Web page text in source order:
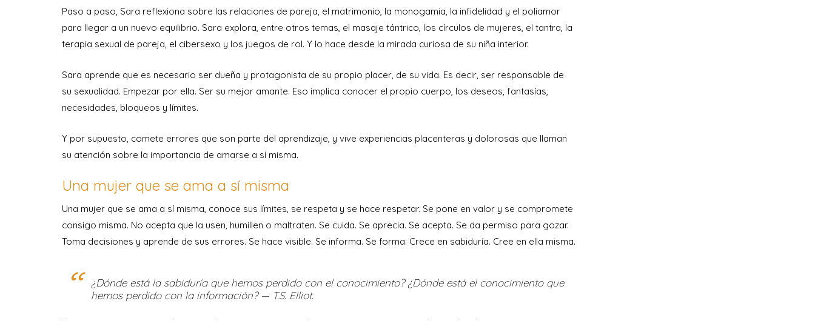
Paso a paso, Sara reflexiona sobre las relaciones de pareja, el matrimonio, la monogamia, la infidelidad y el poliamor
para llegar a un nuevo equilibrio. Sara explora, entre otros temas, el masaje tántrico, los círculos de mujeres, el tantra, la
terapia sexual de pareja, el cibersexo y los juegos de rol. Y lo hace desde la mirada curiosa de su niña interior.
Sara aprende que es necesario ser dueña y protagonista de su propio placer, de su vida. Es decir, ser responsable de
su sexualidad. Empezar por ella. Ser su mejor amante. Eso implica conocer el propio cuerpo, los deseos, fantasías,
necesidades, bloqueos y límites.
Y por supuesto, comete errores que son parte del aprendizaje, y vive experiencias placenteras y dolorosas que llaman
su atención sobre la importancia de amarse a sí misma.
Una mujer que se ama a sí misma
Una mujer que se ama a sí misma, conoce sus límites, se respeta y se hace respetar. Se pone en valor y se compromete
consigo misma. No acepta que la usen, humillen o maltraten. Se cuida. Se aprecia. Se acepta. Se da permiso para gozar.
Toma decisiones y aprende de sus errores. Se hace visible. Se informa. Se forma. Crece en sabiduría. Cree en ella misma.
¿Dónde está la sabiduría que hemos perdido con el conocimiento? ¿Dónde está el conocimiento que
hemos perdido con la información? — T.S. Elliot.